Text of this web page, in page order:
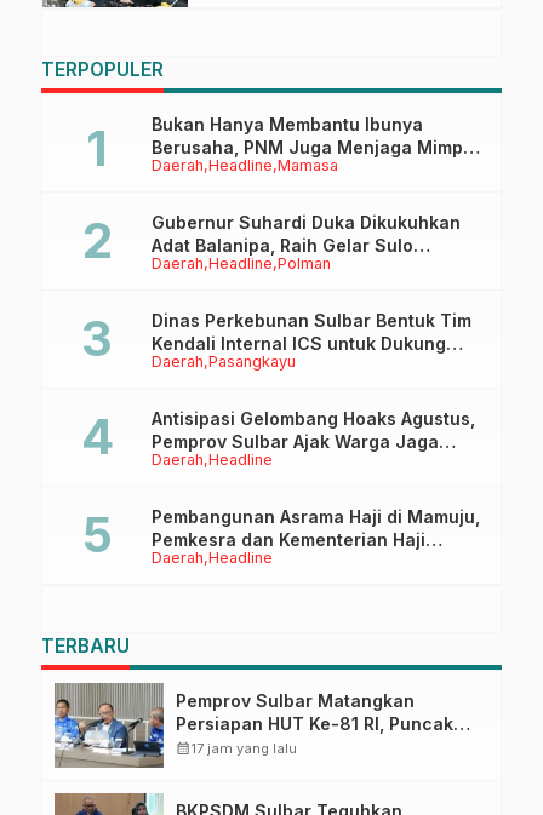
TERPOPULER
Daerah Headline Mamasa
Bukan Hanya Membantu Ibunya
Berusaha, PNM Juga Menjaga Mimpi
Anaknya Untuk Menggapai Cita-Cita
Daerah Headline Polman
Gubernur Suhardi Duka Dikukuhkan
Adat Balanipa, Raih Gelar Sulo
Tappidena
Daerah Pasangkayu
Dinas Perkebunan Sulbar Bentuk Tim
Kendali Internal ICS untuk Dukung
Sertifikasi ISPO Pekebun di
Daerah Headline
Antisipasi Gelombang Hoaks Agustus,
Pemprov Sulbar Ajak Warga Jaga
Ruang Digital
Daerah Headline
Pembangunan Asrama Haji di Mamuju,
Pemkesra dan Kementerian Haji
Sulbar Tinjau Lokasi
TERBARU
Pemprov Sulbar Matangkan
Persiapan HUT Ke-81 RI, Puncak
Upacara di Lapangan Ahmad
calendar_month17 jam yang lalu
BKPSDM Sulbar Teguhkan